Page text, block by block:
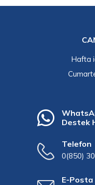
Hafta
Destek
Telefon
0(850)
E-Posta